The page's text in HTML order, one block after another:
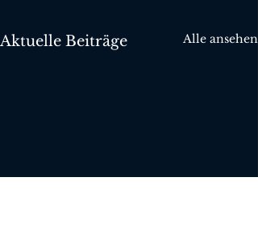
Aktuelle Beiträge Alle ansehen